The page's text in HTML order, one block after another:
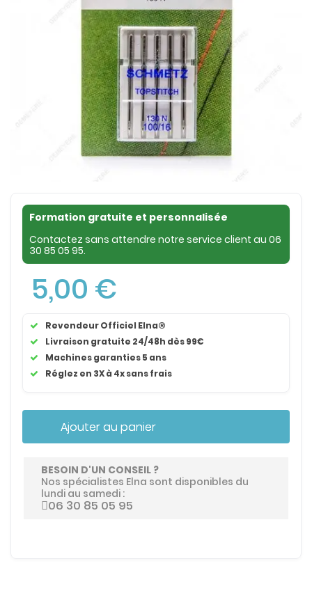
Formation gratuite et personnalisée
Contactez sans attendre notre service client au 06
30 85 05 95.
5,00 €
Revendeur Officiel Elna®
Livraison gratuite 24/48h dès 99€
Machines garanties 5 ans
Réglez en 3X à 4x sans frais
Ajouter au panier
BESOIN D'UN CONSEIL ?
Nos spécialistes Elna sont disponibles du
lundi au samedi :
06 30 85 05 95